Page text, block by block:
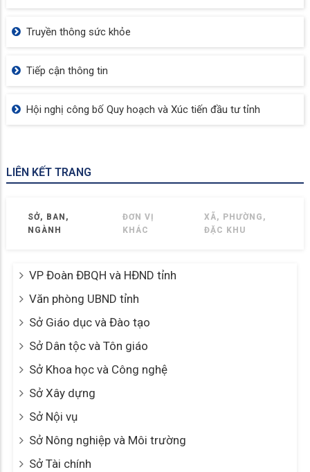
Truyền thông sức khỏe
Tiếp cận thông tin
Hội nghị công bố Quy hoạch và Xúc tiến đầu tư tỉnh
LIÊN KẾT TRANG
SỞ, BAN,
NGÀNH
ĐƠN VỊ
KHÁC
XÃ, PHƯỜNG,
ĐẶC KHU
VP Đoàn ĐBQH và HĐND tỉnh
Văn phòng UBND tỉnh
Sở Giáo dục và Đào tạo
Sở Dân tộc và Tôn giáo
Sở Khoa học và Công nghệ
Sở Xây dựng
Sở Nội vụ
Sở Nông nghiệp và Môi trường
Sở Tài chính